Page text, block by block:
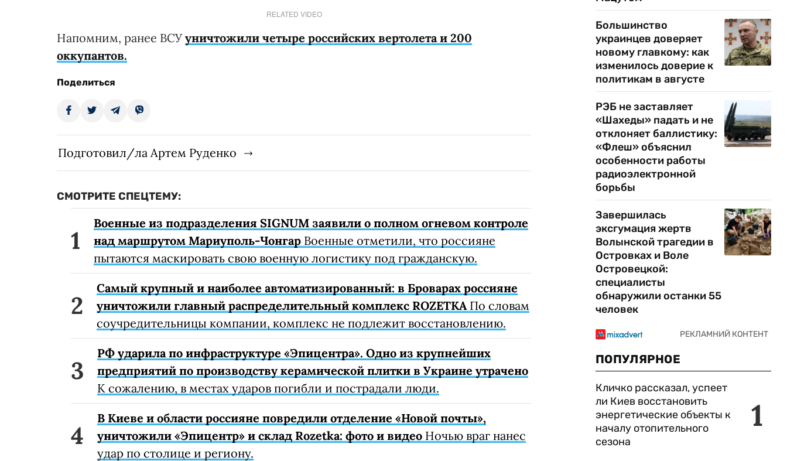
RELATED VIDEO
Напомним, ранее ВСУуничтожили четыре российских вертолета и 200
оккупантов.
Поделиться
Подготовил/ла Артем Руденко
СМОТРИТЕ СПЕЦТЕМУ:
Военные из подразделения SIGNUM заявили о полном огневом контроле
над маршрутом Мариуполь-Чонгар Военные отметили, что россияне
пытаются маскировать свою военную логистику под гражданскую.
Самый крупный и наиболее автоматизированный: в Броварах россияне
уничтожили главный распределительный комплекс ROZETKAПо словам
соучредительницы компании, комплекс не подлежит восстановлению.
РФ ударила по инфраструктуре «Эпицентра». Одно из крупнейших
предприятий по производству керамической плитки в Украине утрачено
К сожалению, в местах ударов погибли и пострадали люди.
В Киеве и области россияне повредили отделение «Новой почты»,
уничтожили «Эпицентр» и склад Rozetka: фото и видео Ночью враг нанес
удар по столице и региону.
Большинство
украинцев доверяет
новому главкому: как
изменилось доверие к
политикам в августе
РЭБ не заставляет
«Шахеды» падать и не
отклоняет баллистику:
«Флеш» объяснил
особенности работы
радиоэлектронной
борьбы
Завершилась
эксгумация жертв
Волынской трагедии в
Островках и Воле
Островецкой:
специалисты
обнаружили останки 55
человек
ПОПУЛЯРНОЕ
1
Кличко рассказал, успеет
ли Киев восстановить
энергетические объекты к
началу отопительного
сезона